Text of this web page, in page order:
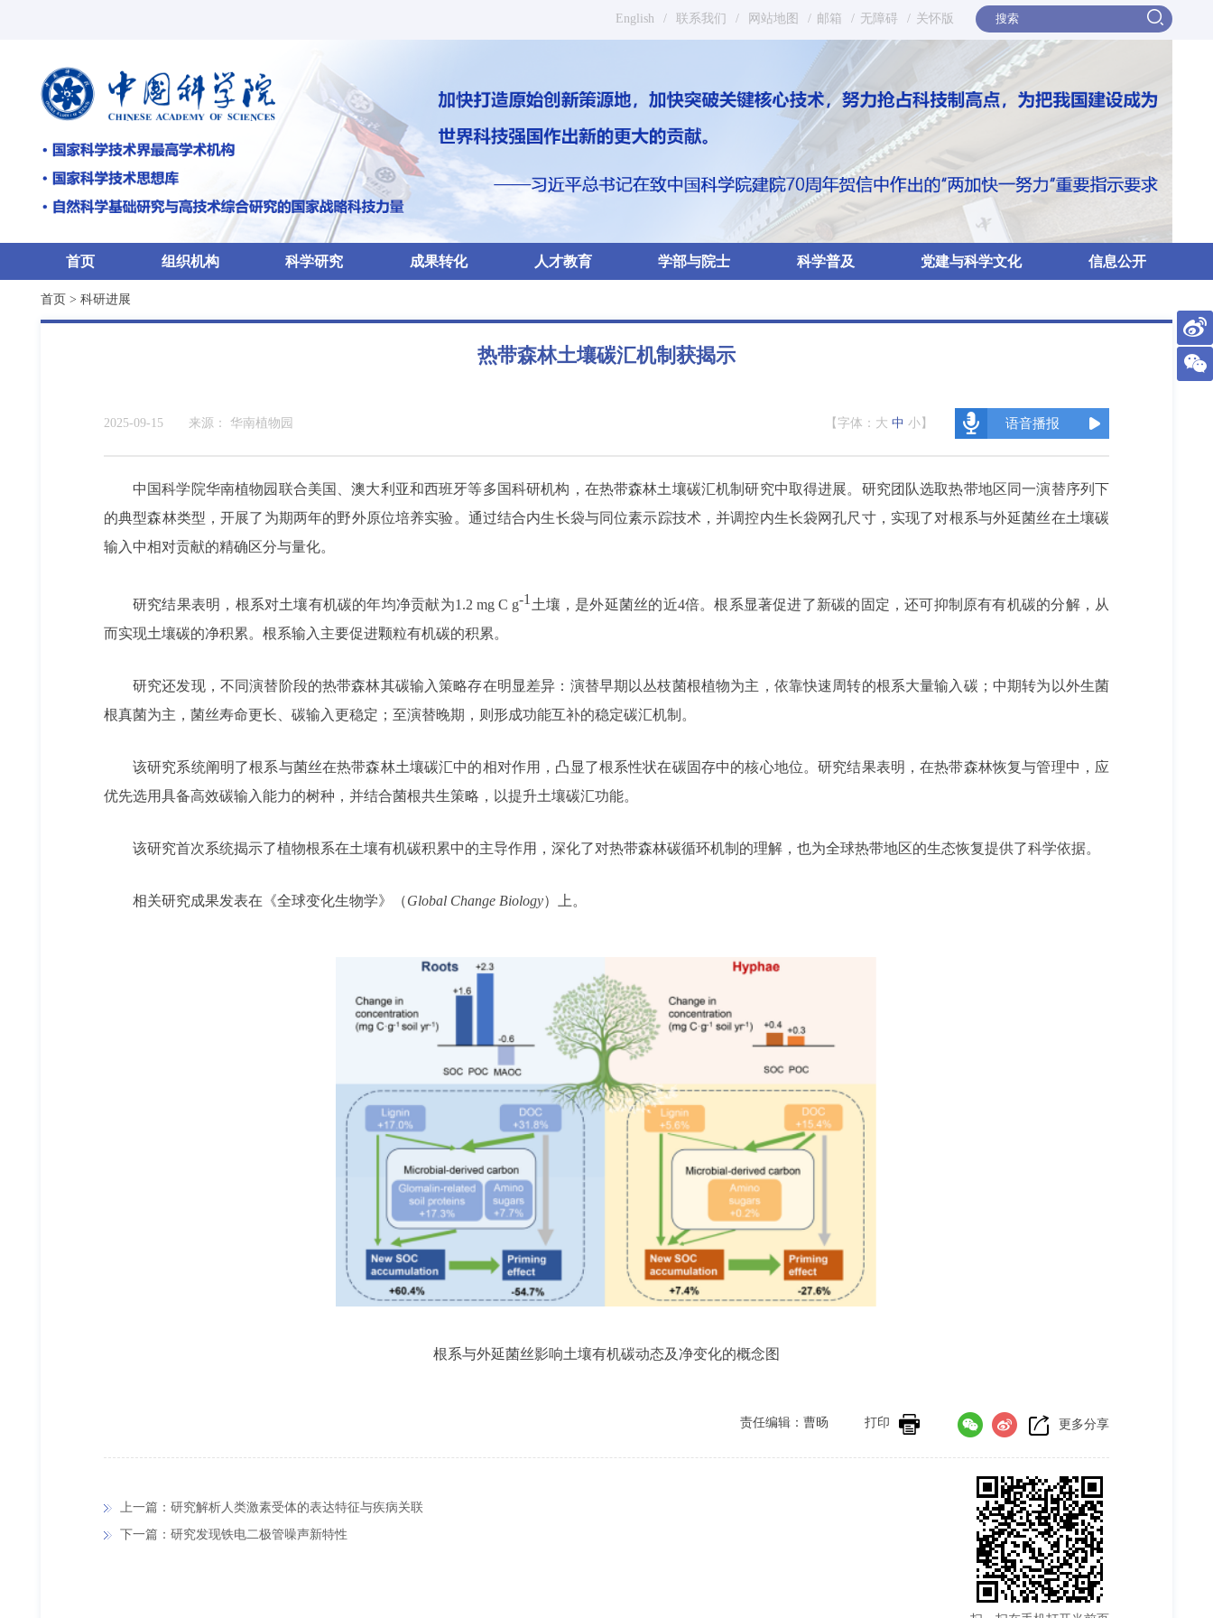
English / 联系我们 / 网站地图 / 邮箱 / 无障碍 / 关怀版
首页 组织机构 科学研究 成果转化 人才教育 学部与院士 科学普及 党建与科学文化 信息公开
首页 > 科研进展
热带森林土壤碳汇机制获揭示
2025-09-15 来源： 华南植物园 【字体： 大 中 小 】 语音播报
中国科学院华南植物园联合美国、澳大利亚和西班牙等多国科研机构，在热带森林土壤碳汇机制研究中取得进展。研究团队选取热带地区同一演替序列下
的典型森林类型，开展了为期两年的野外原位培养实验。通过结合内生长袋与同位素示踪技术，并调控内生长袋网孔尺寸，实现了对根系与外延菌丝在土壤碳
输入中相对贡献的精确区分与量化。
研究结果表明，根系对土壤有机碳的年均净贡献为1.2 mg C g-1 土壤，是外延菌丝的近4倍。根系显著促进了新碳的固定，还可抑制原有有机碳的分解，从
而实现土壤碳的净积累。根系输入主要促进颗粒有机碳的积累。
研究还发现，不同演替阶段的热带森林其碳输入策略存在明显差异：演替早期以丛枝菌根植物为主，依靠快速周转的根系大量输入碳；中期转为以外生菌
根真菌为主，菌丝寿命更长、碳输入更稳定；至演替晚期，则形成功能互补的稳定碳汇机制。
该研究系统阐明了根系与菌丝在热带森林土壤碳汇中的相对作用，凸显了根系性状在碳固存中的核心地位。研究结果表明，在热带森林恢复与管理中，应
优先选用具备高效碳输入能力的树种，并结合菌根共生策略，以提升土壤碳汇功能。
该研究首次系统揭示了植物根系在土壤有机碳积累中的主导作用， 深化了对热带森林碳循环机制的理解，也为全球热带地区的生态恢复提供了科学依据。
相关研究成果发表在《全球变化生物学》（Global Change Biology） 上。
根系与外延菌丝影响土壤有机碳动态及净变化的概念图
更多分享
打印
责任编辑：曹旸
上一篇：研究解析人类激素受体的表达特征与疾病关联
下一篇：研究发现铁电二极管噪声新特性